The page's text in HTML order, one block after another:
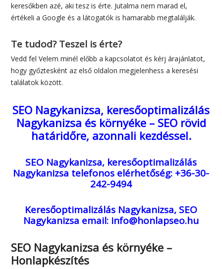
keresőkben azé, aki tesz is érte. Jutalma nem marad el,
értékeli a Google és a látogatók is hamarabb megtalálják.
Te tudod? Teszel is érte?
Vedd fel Velem minél előbb a kapcsolatot és kérj árajánlatot,
hogy győztesként az első oldalon megjelenhess a keresési
találatok között.
SEO Nagykanizsa, keresőoptimalizálás
Nagykanizsa és környéke – SEO rövid
határidőre, azonnali kezdéssel.
SEO Nagykanizsa, keresőoptimalizálás
Nagykanizsa telefonos elérhetőség: +36-30-
242-9494
Keresőoptimalizálás Nagykanizsa, SEO
Nagykanizsa email: info@honlapseo.hu
SEO Nagykanizsa és környéke –
Honlapkészítés